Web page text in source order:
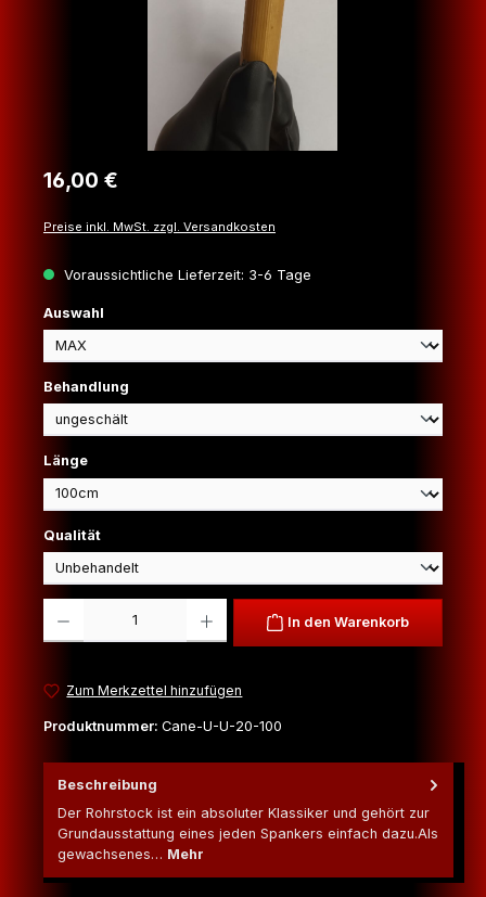
Regulärer Preis:
16,00 €
Preise inkl. MwSt. zzgl. Versandkosten
Voraussichtliche Lieferzeit: 3-6 Tage
Auswahl
Behandlung
Längeauswählen
Qualitätauswählen
In den Warenkorb
Zum Merkzettel hinzufügen
Produktnummer: Cane-U-U-20-100
Beschreibung
Der Rohrstock ist ein absoluter Klassiker und gehört zur
Grundausstattung eines jeden Spankers einfach dazu.Als
gewachsenes… Mehr